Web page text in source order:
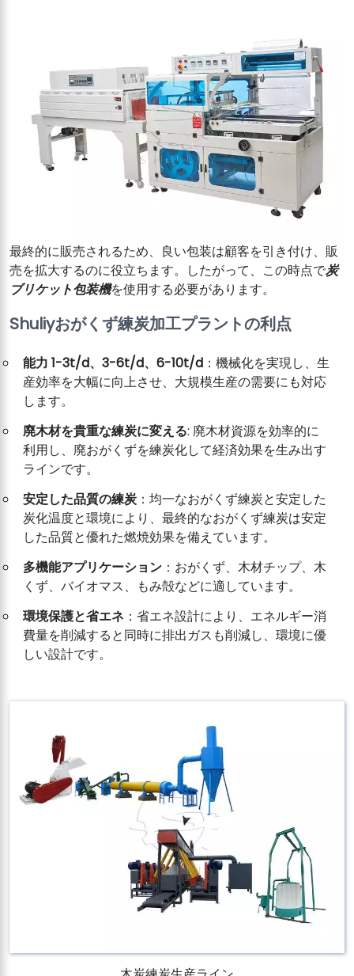
最終的に販売されるため、良い包装は顧客を引き付け、販
売を拡大するのに役立ちます。したがって、この時点で炭
ブリケット包装機を使用する必要があります。
Shuliyおがくず練炭加工プラントの利点
能力 1-3t/d、3-6t/d、6-10t/d ：機械化を実現し、生
産効率を大幅に向上させ、大規模生産の需要にも対応
します。
廃木材を貴重な練炭に変える: 廃木材資源を効率的に
利用し、廃おがくずを練炭化して経済効果を生み出す
ラインです。
安定した品質の練炭 ：均一なおがくず練炭と安定した
炭化温度と環境により、最終的なおがくず練炭は安定
した品質と優れた燃焼効果を備えています。
多機能アプリケーション ：おがくず、木材チップ、木
くず、バイオマス、もみ殻などに適しています。
環境保護と省エネ ：省エネ設計により、エネルギー消
費量を削減すると同時に排出ガスも削減し、環境に優
しい設計です。